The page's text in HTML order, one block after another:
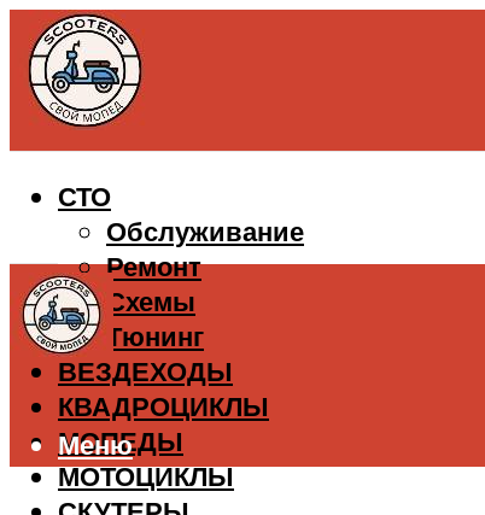
СТО
Обслуживание
Ремонт
Схемы
Тюнинг
ВЕЗДЕХОДЫ
КВАДРОЦИКЛЫ
МОПЕДЫ
МОТОЦИКЛЫ
Меню